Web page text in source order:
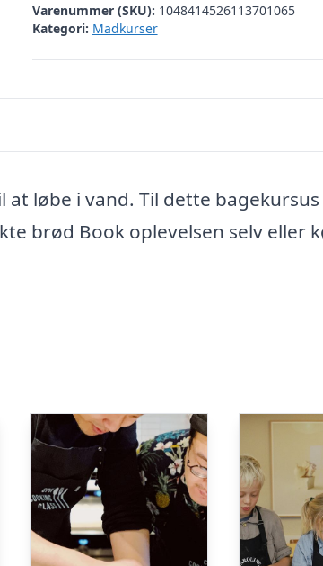
Varenummer (SKU): 1048414526113701065
Kategori: Madkurser
løbe i vand. Til dette
brød Book oplevelsen selv eller